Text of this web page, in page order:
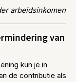
arbeidsinkomen
van
kun je in
de contributie als